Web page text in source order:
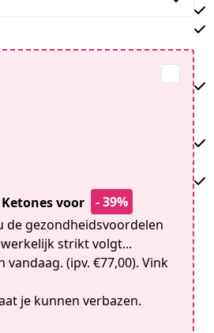
voor
- 39%
de gezondheidsvoordelen
strikt volgt...
vandaag. (ipv. €77,00). Vink
je kunnen verbazen.